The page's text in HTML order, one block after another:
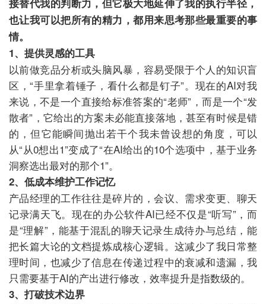
接替代我的判断力，但它极大地延伸了我的执行半径，
也让我可以把所有的精力，都用来思考那些最重要的事
情。
1、提供灵感的工具
以前做竞品分析或头脑风暴，容易受限于个人的知识盲
区，“手里拿着锤子，看什么都是钉子”。现在的AI对我
来说，不是一个直接给标准答案的“老师”，而是一个“发
散者”，它给出的方案未必能直接落地，甚至有时候是错
的，但它能瞬间抛出若干个我未曾设想的角度，可以
从“从0想出1”变成了“在AI给出的10个选项中，基于业务
洞察选出最对的那个1”。
2、低成本维护工作记忆
产品经理的工作往往是碎片的，会议、需求变更、聊天
记录满天飞。现在的办公软件AI已经不仅是“听写”，而
是“理解”，能基于混乱的聊天记录生成待办与总结，能
把长篇大论的文档提炼成核心逻辑。这减少了我日常整
理时间，也减少了信息在传递过程中的衰减和遗漏，我
只需要基于AI的产出进行修改，效率提升是指数级的。
3、打破技术边界